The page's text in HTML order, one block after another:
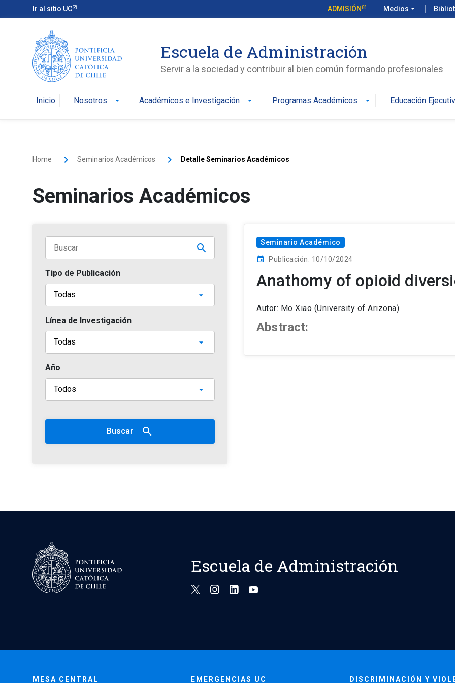
Ir al sitio UC ADMISIÓN Medios arrow_drop_down
Escuela de Administración
Servir a la sociedad y contribuir al bien común formando profesionales
Inicio Nosotros arrow_drop_down Académicos e Investigación arrow_drop_down Programas Académicos arrow_drop_down Educación
Home Seminarios Académicos Detalle Seminarios Académicos
Seminarios Académicos
Tipo de Publicación
Línea de Investigación
Año
Buscar search
Seminario Académico
event Publicación: 10/10/2024
Anathomy of opioid
Autor: Mo Xiao (University of Arizona)
Abstract:
Escuela de Administración
MESA CENTRAL EMERGENCIAS UC DISCRIMINACIÓN Y